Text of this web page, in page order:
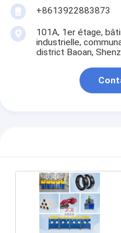
+8613922883873
101A, 1er étage,
industrielle,
district Baoan,